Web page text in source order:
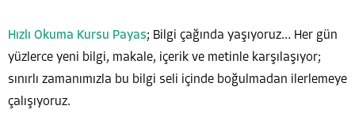
Hızlı Okuma Kursu Payas; Bilgi çağında yaşıyoruz… Her gün
yüzlerce yeni bilgi, makale, içerik ve metinle karşılaşıyor;
sınırlı zamanımızla bu bilgi seli içinde boğulmadan ilerlemeye
çalışıyoruz.